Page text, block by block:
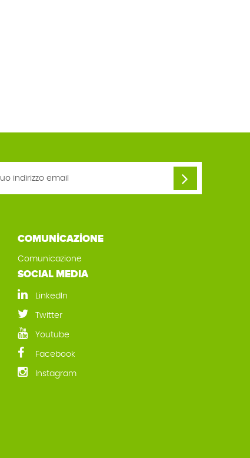
COMUNİCAZİONE
Comunicazione
SOCIAL MEDIA
LinkedIn
Twitter
Youtube
Facebook
Instagram